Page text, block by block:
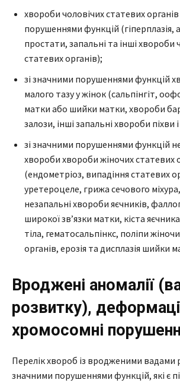
хвороби чоловічих статевих
порушеннями функцій (гіперплазія,
простати, запальні та інші хвороби
статевих органів);
зі значними порушеннями функцій
малого тазу у жінок (сальпінгіт,
матки або шийки матки, хвороби
залози, інші запальні хвороби піхви
зі значними порушеннями функцій
хвороби хвороби жіночих статевих
(ендометріоз, випадіння статевих
уретероцеле, грижа сечового
незапальні хвороби яєчників,
широкої зв’язки матки, кіста
тіла, гематосальпінкс, поліпи
органів, ерозія та дисплазія шийки
Вроджені аномалії
розвитку),
хромосомні
Перелік хвороб із вродженими вадами
значними порушеннями функцій, які є